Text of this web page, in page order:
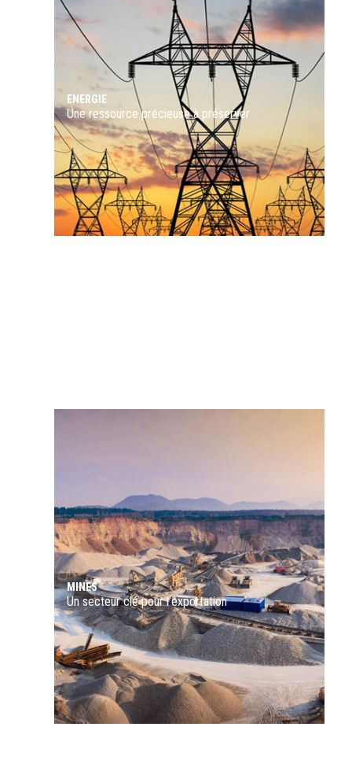
ENERGIE
Une ressource précieuse à préserver
DÉCOUVRIR
MINES
Un secteur clé pour l’exportation